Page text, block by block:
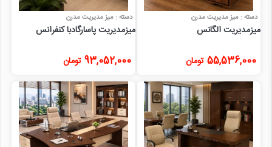
دسته : میز مدیریت مدرن
میزمدیریت الگانس
55,536,000 تومان
دسته : میز مدیریت مدرن
میزمدیریت پاسارگادبا کنفرانس
93,052,000 تومان